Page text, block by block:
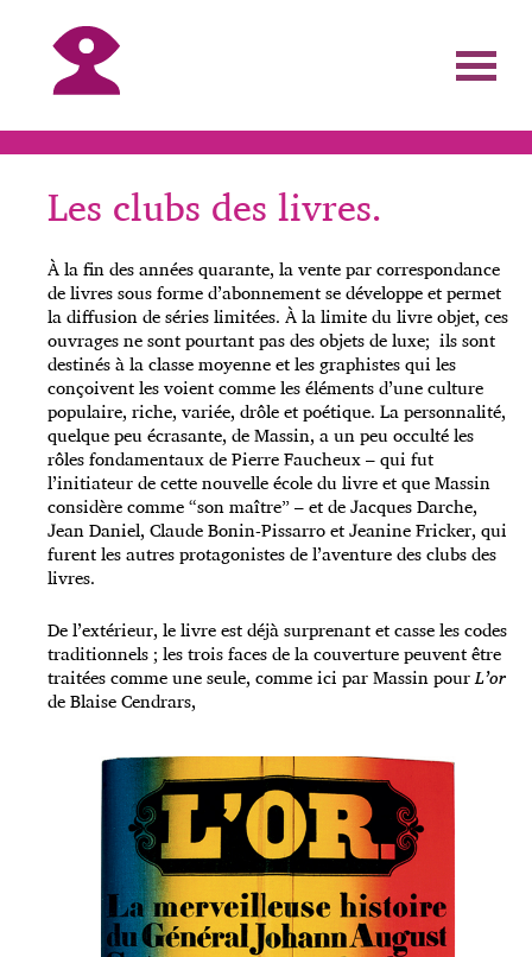
Les clubs des livres.
À la fin des années quarante, la vente par correspondance
de livres sous forme d’abonnement se développe et permet
la diffusion de séries limitées. À la limite du livre objet, ces
ouvrages ne sont pourtant pas des objets de luxe; ils sont
destinés à la classe moyenne et les graphistes qui les
conçoivent les voient comme les éléments d’une culture
populaire, riche, variée, drôle et poétique. La personnalité,
quelque peu écrasante, de Massin, a un peu occulté les
rôles fondamentaux de Pierre Faucheux – qui fut
l’initiateur de cette nouvelle école du livre et que Massin
considère comme “son maître” – et de Jacques Darche,
Jean Daniel, Claude Bonin-Pissarro et Jeanine Fricker, qui
furent les autres protagonistes de l’aventure des clubs des
livres.
De l’extérieur, le livre est déjà surprenant et casse les codes
traditionnels ; les trois faces de la couverture peuvent être
traitées comme une seule, comme ici par Massin pourL’or
de Blaise Cendrars,